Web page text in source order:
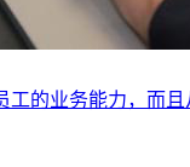
的业务能力，而